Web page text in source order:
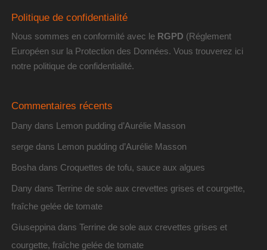
Politique de confidentialité
Nous sommes en conformité avec le RGPD (Réglement
Européen sur la Protection des Données. Vous trouverez ici
notre politique de confidentialité.
Commentaires récents
Dany dans Lemon pudding d’Aurélie Masson
sergedans Lemon pudding d’Aurélie Masson
Bosha dans Croquettes de tofu, sauce aux algues
Dany dans Terrine de sole aux crevettes grises et courgette,
fraîche gelée de tomate
Giuseppina dans Terrine de sole aux crevettes grises et
courgette, fraîche gelée de tomate